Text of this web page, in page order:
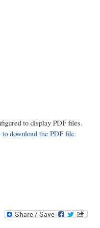
to display PDF files.
download the PDF file.